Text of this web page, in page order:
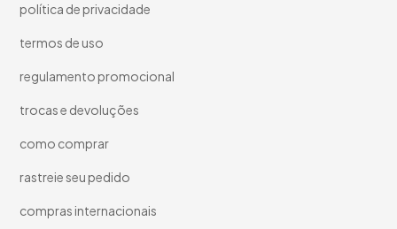
política de privacidade
termos de uso
regulamento promocional
trocas e devoluções
como comprar
rastreie seu pedido
compras internacionais